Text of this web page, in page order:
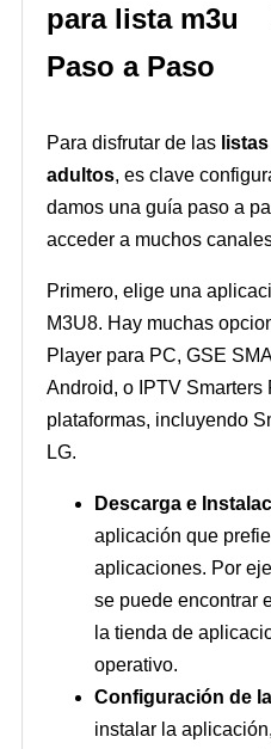
para lista m3u
Paso a Paso
Para disfrutar de las
adultos, es clave
damos una guía paso a
acceder a muchos
Primero, elige una
M3U8. Hay muchas
Player para PC, GSE
Android, o IPTV Smarters
plataformas, incluyendo
LG.
Descarga e
aplicación que
aplicaciones. Por
se puede encontrar
la tienda de
operativo.
Configuración de
instalar la